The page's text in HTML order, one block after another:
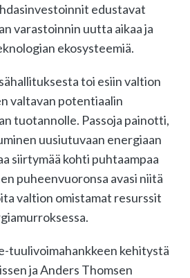
edustavat
varastoinnin uutta aikaa ja
ekosysteemiä.
toi esiin valtion
valtavan potentiaalin
tuotannolle. Passoja painotti,
uusiutuvaan energiaan
siirtymää kohti puhtaampaa
puheenvuoronsa avasi niitä
valtion omistamat resurssit
tuulivoimahankkeen kehitystä
ja Anders Thomsen